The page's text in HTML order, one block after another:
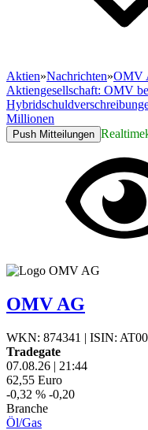
Aktien»Nachrichten»OMV
Aktiengesellschaft: OMV
Millionen
Push Mitteilungen
OMV AG
WKN: 874341 | ISIN:
Tradegate
07.08.26 | 21:44
62,55 Euro
-0,32 % -0,20
Branche
Öl/Gas